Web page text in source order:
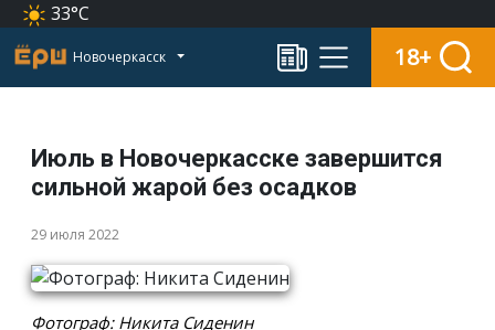
33°C
Новочеркасск 18+
Июль в Новочеркасске завершится
сильной жарой без осадков
29 июля 2022
Фотограф: Никита Сиденин